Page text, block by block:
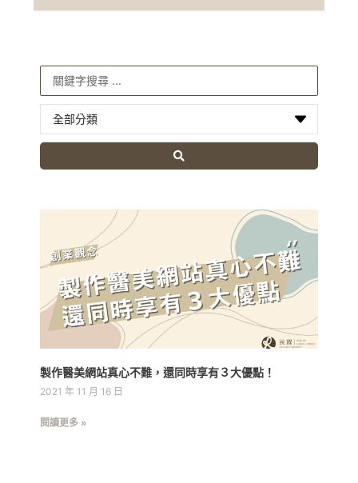
製作醫美網站真心不難，還同時享有３大優點！
2021 年 11 月 16 日
閱讀更多 »